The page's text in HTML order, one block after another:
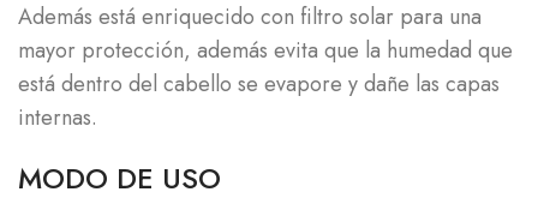
Además está enriquecido con filtro solar para una
mayor protección, además evita que la humedad que
está dentro del cabello se evapore y dañe las capas
internas.
MODO DE USO